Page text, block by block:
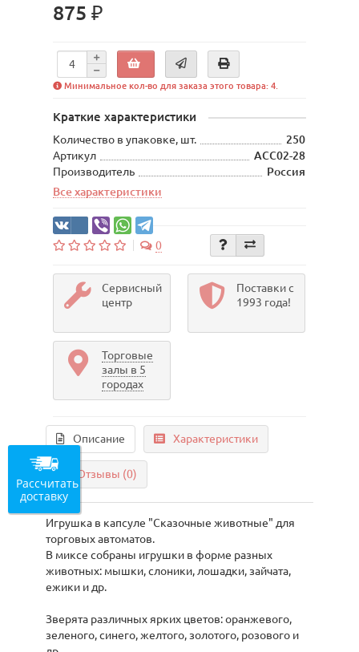
875 ₽
Минимальное кол-во для заказа этого товара: 4.
Краткие характеристики
Количество в упаковке, шт.
250
Артикул
АСС02-28
Производитель
Россия
Все характеристики
0
Сервисный
центр
Поставки с
1993 года!
Торговые
залы в 5
городах
Описание Характеристики
Отзывы (0)
Игрушка в капсуле "Сказочные животные" для
торговых автоматов.
В миксе собраны игрушки в форме разных
животных: мышки, слоники, лошадки, зайчата,
ежики и др.
Зверята различных ярких цветов: оранжевого,
зеленого, синего, желтого, золотого, розового и
Рассчитать
доставку